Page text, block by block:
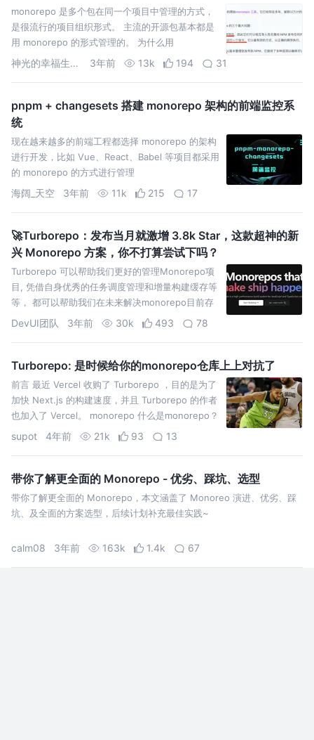
monorepo 是多个包在同一个项目中管理的方式，
是很流行的项目组织形式。 主流的开源包基本都是
用 monorepo 的形式管理的。 为什么用
monorepo 也很容易理解： 比如 babel 分
神光的幸福生活公号 3年前 13k 194 31
pnpm + changesets 搭建 monorepo 架构的前端监控系
统
现在越来越多的前端工程都选择 monorepo 的架构
进行开发，比如 Vue、React、Babel 等项目都采用
的 monorepo 的方式进行管理
海阔_天空 3年前 11k 215 17
🚀Turborepo：发布当月就激增 3.8k Star，这款超神的新
兴 Monorepo 方案，你不打算尝试下吗？
Turborepo 可以帮助我们更好的管理Monorepo项
目, 凭借自身优秀的任务调度管理和增量构建缓存等
等， 都可以帮助我们在未来解决monorepo目前存
在的一些问题，进而提高我们的开发效率，以
DevUI团队 3年前 30k 493 78
Turborepo: 是时候给你的monorepo仓库上上对抗了
前言 最近 Vercel 收购了 Turborepo ，目的是为了
加快 Next.js 的构建速度，并且 Turborepo 的作者
也加入了 Vercel。 monorepo 什么是monorepo？
supot 4年前 21k 93 13
带你了解更全面的 Monorepo - 优劣、踩坑、选型
带你了解更全面的 Monorepo，本文涵盖了 Monoreo 演进、优劣、踩
坑、及全面的方案选型，后续计划补充最佳实践~
calm08 3年前 163k 1.4k 67